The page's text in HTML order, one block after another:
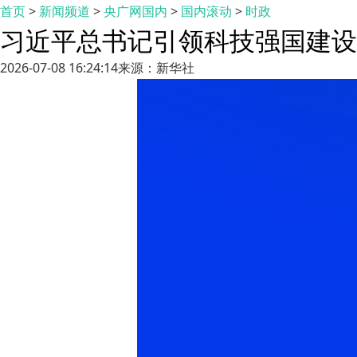
首页> 新闻频道 >央广网国内 > 国内滚动 > 时政
习近平总书记引领科技强国建
2026-07-08 16:24:14来源：新华社